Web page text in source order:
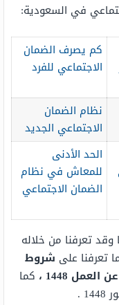
في السعودية:
كم يصرف الضمان
الاجتماعي للفرد
نظام الضمان
الاجتماعي الجديد
الحد الأدنى
للمعاش في نظام
الضمان الاجتماعي
تعرفنا من خلاله
تعرفنا على شروط
1448 ،
كما
.